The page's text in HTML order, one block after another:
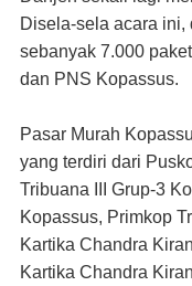
Disela-sela acara
sebanyak 7.000
dan PNS Kopassus.
Pasar Murah
yang terdiri dari
Tribuana III Grup-3
Kopassus, Primkop
Kartika Chandra
Kartika Chandra